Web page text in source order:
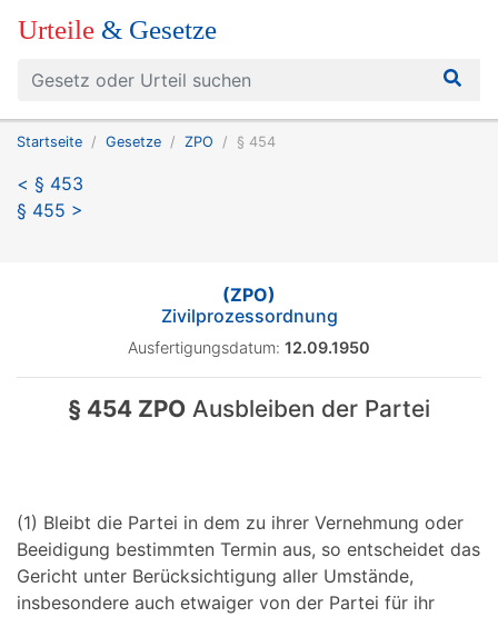
Urteile & Gesetze
Startseite Gesetze ZPO § 454
< § 453
§ 455 >
(ZPO)
Zivilprozessordnung
Ausfertigungsdatum: 12.09.1950
§ 454 ZPO Ausbleiben der Partei
(1) Bleibt die Partei in dem zu ihrer Vernehmung oder
Beeidigung bestimmten Termin aus, so entscheidet das
Gericht unter Berücksichtigung aller Umstände,
insbesondere auch etwaiger von der Partei für ihr